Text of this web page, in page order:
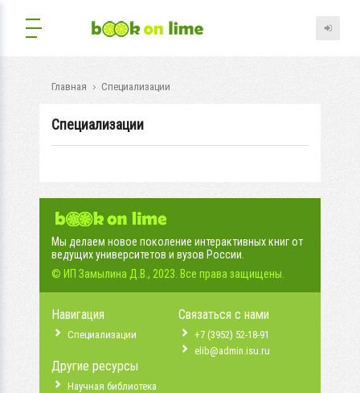
Главная Специализации
Специализации
Мы делаем новое поколение интерактивных книг от
ведущих университетов и вузов России.
© ИП Замылина Д.В., 2023. Все права защищены.
Навигация
Специализации
Другие ресурсы
Научная библиотека
Связаться с нами
+7 (3952) 52-18-91
elib@admin.isu.ru